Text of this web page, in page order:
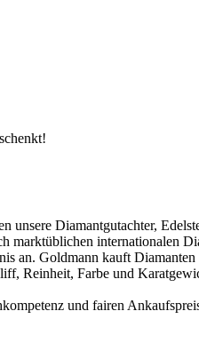
unsere Diamantgutachter,
marktüblichen internationalen
an. Goldmann kauft
Reinheit, Farbe und
und fairen